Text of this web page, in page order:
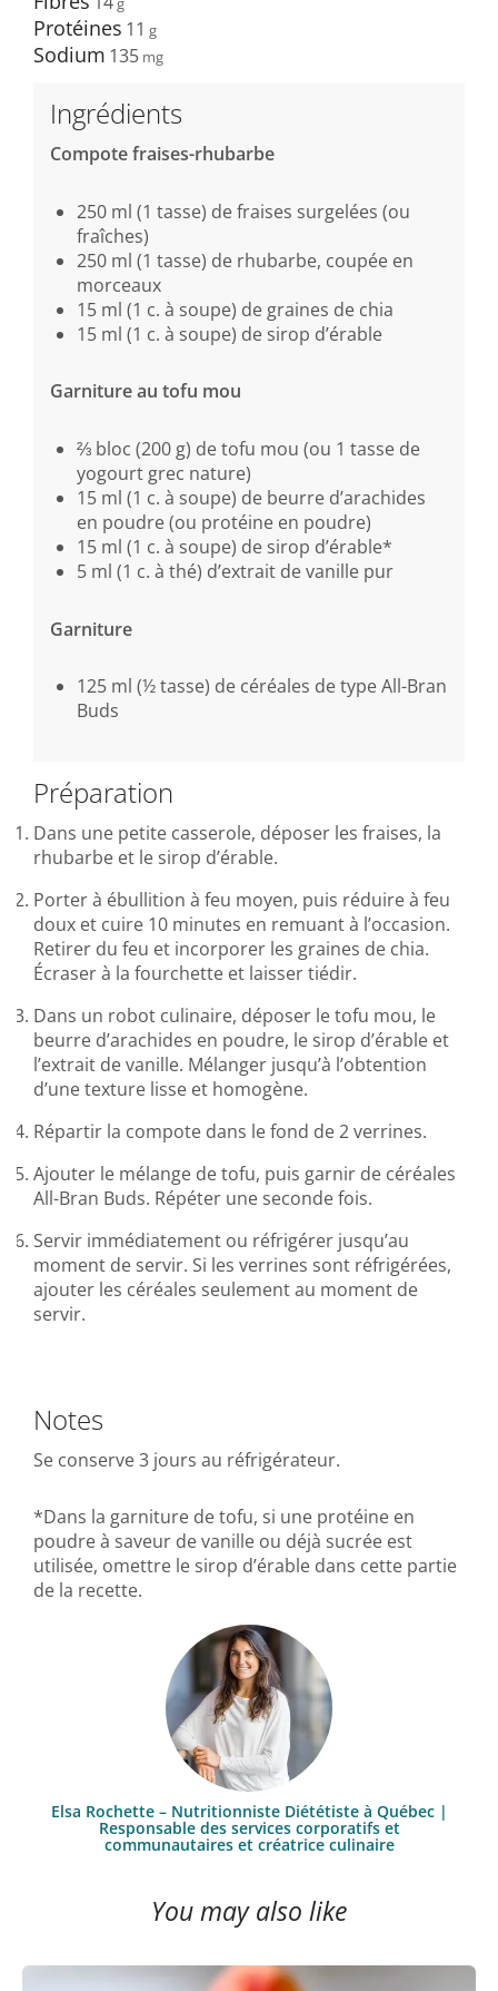
Protéines 11
Sodium 135
Ingrédients
Compote fraises-rhubarbe
250 ml (1 tasse) de fraises surgelées (ou
fraîches)
250 ml (1 tasse) de rhubarbe, coupée en
morceaux
15 ml (1 c. à soupe) de graines de chia
15 ml (1 c. à soupe) de sirop d’érable
Garniture au tofu mou
⅔ bloc (200 g) de tofu mou (ou 1 tasse de
yogourt grec nature)
15 ml (1 c. à soupe) de beurre d’arachides
en poudre (ou protéine en poudre)
15 ml (1 c. à soupe) de sirop d’érable*
5 ml (1 c. à thé) d’extrait de vanille pur
Garniture
125 ml (½ tasse) de céréales de type All-Bran
Buds
Préparation
Dans une petite casserole, déposer les fraises, la
rhubarbe et le sirop d’érable.
Porter à ébullition à feu moyen, puis réduire à feu
doux et cuire 10 minutes en remuant à l’occasion.
Retirer du feu et incorporer les graines de chia.
Écraser à la fourchette et laisser tiédir.
Dans un robot culinaire, déposer le tofu mou, le
beurre d’arachides en poudre, le sirop d’érable et
l’extrait de vanille. Mélanger jusqu’à l’obtention
d’une texture lisse et homogène.
Répartir la compote dans le fond de 2 verrines.
Ajouter le mélange de tofu, puis garnir de céréales
All-Bran Buds. Répéter une seconde fois.
Servir immédiatement ou réfrigérer jusqu’au
moment de servir. Si les verrines sont réfrigérées,
ajouter les céréales seulement au moment de
servir.
Notes
Se conserve 3 jours au réfrigérateur.
*Dans la garniture de tofu, si une protéine en
poudre à saveur de vanille ou déjà sucrée est
utilisée, omettre le sirop d’érable dans cette partie
de la recette.
Elsa Rochette – Nutritionniste Diététiste à Québec |
Responsable des services corporatifs et
communautaires et créatrice culinaire
You may also like